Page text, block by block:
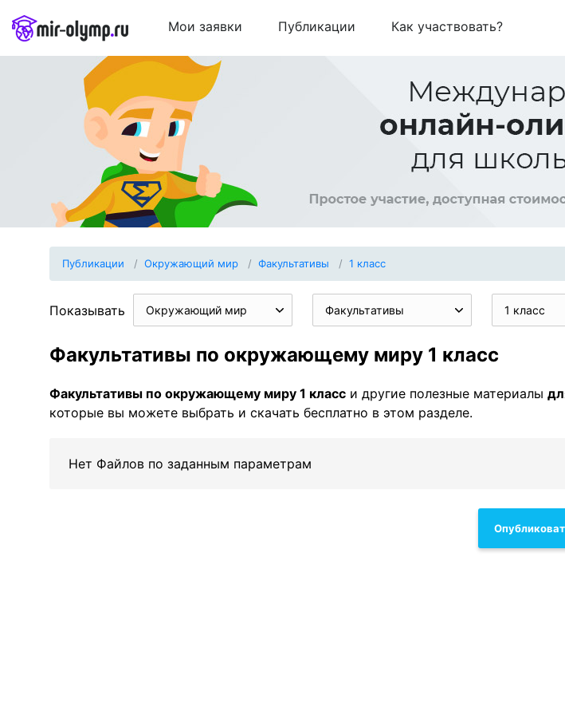
Мои заявки Публикации Как участвовать?
Публикации Окружающий мир Факультативы 1 класс
Показывать Окружающий мир Факультативы 1 класс
Факультативы по окружающему миру 1 класс
Факультативы по окружающему миру 1 класс и другие полезные материалы
которые вы можете выбрать и скачать бесплатно в этом разделе.
Нет Файлов по заданным параметрам